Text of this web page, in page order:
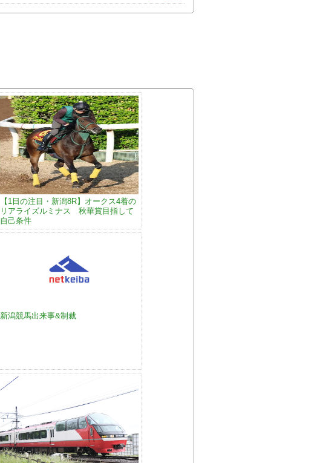
【1日の注目・新潟8R】オークス4着の
リアライズルミナス 秋華賞目指して
自己条件
新潟競馬出来事&制裁